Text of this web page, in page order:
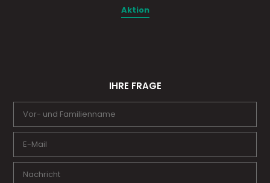
Aktion
IHRE FRAGE